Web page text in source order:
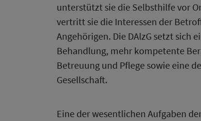
unterstützt sie die Selbsthilfe vor
vertritt sie die Interessen der
Angehörigen. Die DAlzG setzt sich
Behandlung, mehr kompetente
Betreuung und Pflege sowie eine
Gesellschaft.
Eine der wesentlichen Aufgaben